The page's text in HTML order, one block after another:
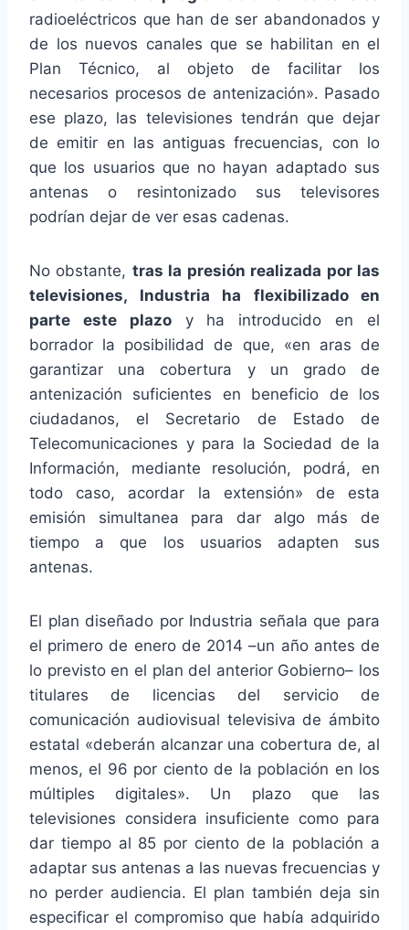
radioeléctricos que han de ser abandonados y
de los nuevos canales que se habilitan en el
Plan Técnico, al objeto de facilitar los
necesarios procesos de antenización». Pasado
ese plazo, las televisiones tendrán que dejar
de emitir en las antiguas frecuencias, con lo
que los usuarios que no hayan adaptado sus
antenas o resintonizado sus televisores
podrían dejar de ver esas cadenas.
No obstante, tras la presión realizada por las
televisiones, Industria ha flexibilizado en
parte este plazoy ha introducido en el
borrador la posibilidad de que, «en aras de
garantizar una cobertura y un grado de
antenización suficientes en beneficio de los
ciudadanos, el Secretario de Estado de
Telecomunicaciones y para la Sociedad de la
Información, mediante resolución, podrá, en
todo caso, acordar la extensión» de esta
emisión simultanea para dar algo más de
tiempo a que los usuarios adapten sus
antenas.
El plan diseñado por Industria señala que para
el primero de enero de 2014 –un año antes de
lo previsto en el plan del anterior Gobierno– los
titulares de licencias del servicio de
comunicación audiovisual televisiva de ámbito
estatal «deberán alcanzar una cobertura de, al
menos, el 96 por ciento de la población en los
múltiples digitales». Un plazo que las
televisiones considera insuficiente como para
dar tiempo al 85 por ciento de la población a
adaptar sus antenas a las nuevas frecuencias y
no perder audiencia. El plan también deja sin
especificar el compromiso que había adquirido